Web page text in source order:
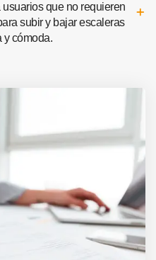
que no requieren
subir y bajar escaleras
y cómoda.